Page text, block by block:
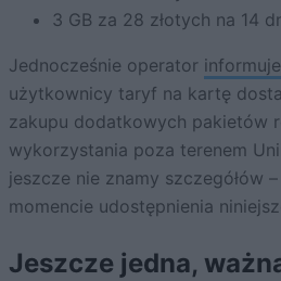
3 GB za 28 złotych na 14
Jednocześnie operator informuje
użytkownicy taryf na kartę
zakupu dodatkowych pakietów
wykorzystania poza terenem
jeszcze nie znamy szczegółów
momencie udostępnienia
Jeszcze jedna,